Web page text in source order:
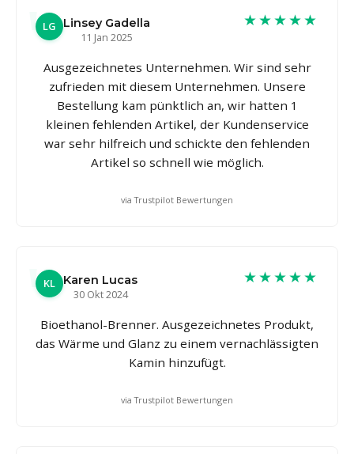
LG
Linsey Gadella
11 Jan 2025
★★★★★
Ausgezeichnetes Unternehmen. Wir sind sehr
zufrieden mit diesem Unternehmen. Unsere
Bestellung kam pünktlich an, wir hatten 1
kleinen fehlenden Artikel, der Kundenservice
war sehr hilfreich und schickte den fehlenden
Artikel so schnell wie möglich.
via Trustpilot Bewertungen
KL
Karen Lucas
30 Okt 2024
★★★★★
Bioethanol-Brenner. Ausgezeichnetes Produkt,
das Wärme und Glanz zu einem vernachlässigten
Kamin hinzufügt.
via Trustpilot Bewertungen